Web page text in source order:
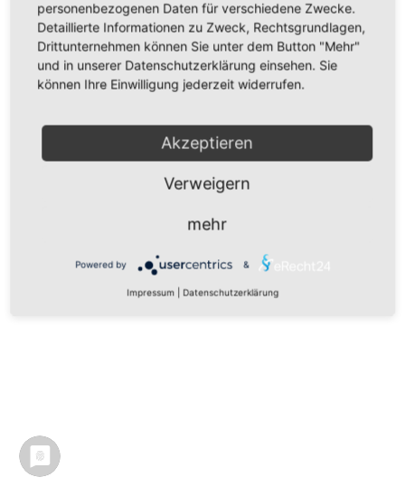
personenbezogenen Daten für verschiedene Zwecke.
Detaillierte Informationen zu Zweck, Rechtsgrundlagen,
Drittunternehmen können Sie unter dem Button "Mehr"
und in unserer Datenschutzerklärung einsehen. Sie
können Ihre Einwilligung jederzeit widerrufen.
Akzeptieren
Verweigern
mehr
Powered by &
Impressum Datenschutzerklärung